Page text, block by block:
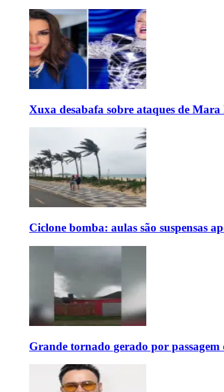
Xuxa desabafa sobre ataques de
Ciclone bomba: aulas são suspensas
Grande tornado gerado por passagem